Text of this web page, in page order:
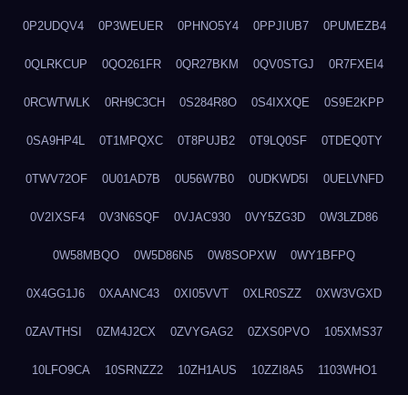
0P2UDQV4 0P3WEUER 0PHNO5Y4 0PPJIUB7 0PUMEZB4
0QLRKCUP 0QO261FR 0QR27BKM 0QV0STGJ 0R7FXEI4
0RCWTWLK 0RH9C3CH 0S284R8O 0S4IXXQE 0S9E2KPP
0SA9HP4L 0T1MPQXC 0T8PUJB2 0T9LQ0SF 0TDEQ0TY
0TWV72OF 0U01AD7B 0U56W7B0 0UDKWD5I 0UELVNFD
0V2IXSF4 0V3N6SQF 0VJAC930 0VY5ZG3D 0W3LZD86
0W58MBQO 0W5D86N5 0W8SOPXW 0WY1BFPQ
0X4GG1J6 0XAANC43 0XI05VVT 0XLR0SZZ 0XW3VGXD
0ZAVTHSI 0ZM4J2CX 0ZVYGAG2 0ZXS0PVO 105XMS37
10LFO9CA 10SRNZZ2 10ZH1AUS 10ZZI8A5 1103WHO1